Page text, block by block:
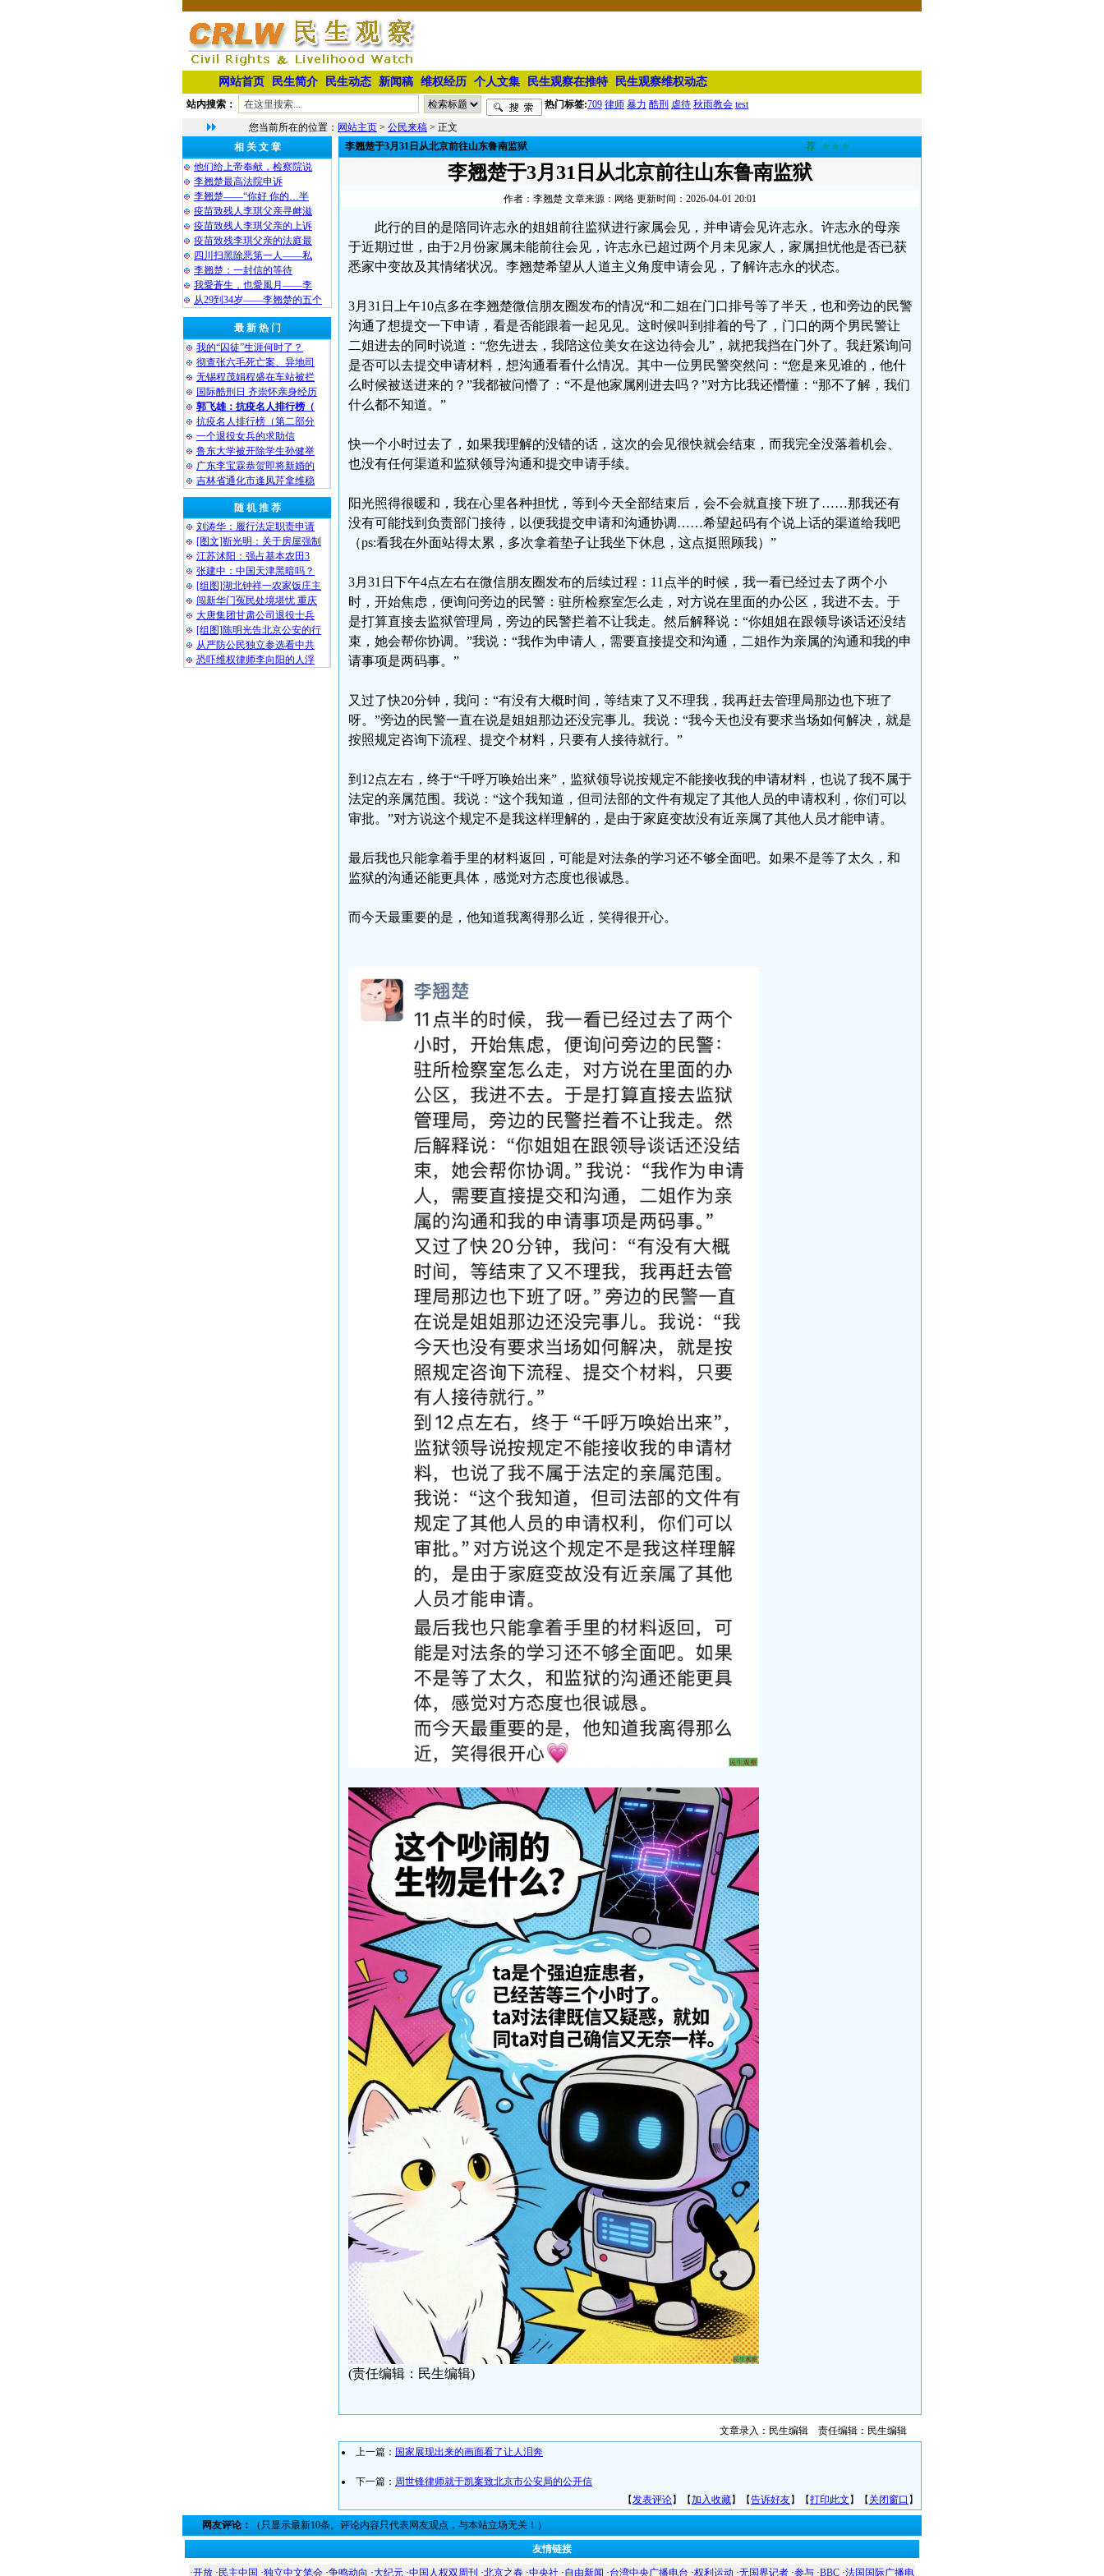
网站首页 民生简介 民生动态 新闻稿 维权经历 个人文集 民生观察在推特 民生观察维权动态
站内搜索： 热门标签:709 律师 暴力 酷刑 虐待 秋雨教会 test
您当前所在的位置： 网站主页 > 公民来稿 > 正文
相 关 文 章
他们给上帝奉献，检察院说
李翘楚最高法院申诉
李翘楚——“你好 你的…半
疫苗致残人李琪父亲寻衅滋
疫苗致残人李琪父亲的上诉
疫苗致残李琪父亲的法庭最
四川扫黑除恶第一人——私
李翘楚：一封信的等待
我愛蒼生，也愛風月——李
从29到34岁——李翘楚的五个
最 新 热 门
我的“囚徒”生涯何时了？
彻查张六毛死亡案、异地司
无锡程茂娟程盛在车站被拦
国际酷刑日 齐崇怀亲身经历
郭飞雄：抗疫名人排行榜（
抗疫名人排行榜（第二部分
一个退役女兵的求助信
鲁东大学被开除学生孙健举
广东李宝霖恭贺即将新婚的
吉林省通化市逢凤芹拿维稳
随 机 推 荐
刘涛华：履行法定职责申请
[图文]靳光明：关于房屋强制
江苏沭阳：强占基本农田3
张建中：中国天津黑暗吗？
[组图]湖北钟祥一农家饭庄主
闯新华门冤民处境堪忧 重庆
大唐集团甘肃公司退役士兵
[组图]陈明光告北京公安的行
从严防公民独立参选看中共
恐吓维权律师李向阳的人浮
李翘楚于3月31日从北京前往山东鲁南监狱 荐 ★★★
李翘楚于3月31日从北京前往山东鲁南监狱
作者：李翘楚 文章来源：网络 更新时间：2026-04-01 20:01
此行的目的是陪同许志永的姐姐前往监狱进行家属会见，并申请会见许志永。许志永的母亲
于近期过世，由于2月份家属未能前往会见，许志永已超过两个月未见家人，家属担忧他是否已获
悉家中变故及其情绪状况。李翘楚希望从人道主义角度申请会见，了解许志永的状态。
3月31日上午10点多在李翘楚微信朋友圈发布的情况“和二姐在门口排号等了半天，也和旁边的民警
沟通了想提交一下申请，看是否能跟着一起见见。这时候叫到排着的号了，门口的两个男民警让
二姐进去的同时说道：“您先进去，我陪这位美女在这边待会儿”，就把我挡在门外了。我赶紧询问
是否可以去提交申请材料，想沟通看看什么情况。其中一位男民警突然问：“您是来见谁的，他什
么时候被送进来的？”我都被问懵了：“不是他家属刚进去吗？”对方比我还懵懂：“那不了解，我们
什么都不知道。”
快一个小时过去了，如果我理解的没错的话，这次的会见很快就会结束，而我完全没落着机会、
也没有任何渠道和监狱领导沟通和提交申请手续。
阳光照得很暖和，我在心里各种担忧，等到今天全部结束后，会不会就直接下班了……那我还有
没有可能找到负责部门接待，以便我提交申请和沟通协调……希望起码有个说上话的渠道给我吧
（ps:看我在外面站得太累，多次拿着垫子让我坐下休息，这点挺照顾我）”
3月31日下午4点左右在微信朋友圈发布的后续过程：11点半的时候，我一看已经过去了两个小
时，开始焦虑，便询问旁边的民警：驻所检察室怎么走，对方说在里面的办公区，我进不去。于
是打算直接去监狱管理局，旁边的民警拦着不让我走。然后解释说：“你姐姐在跟领导谈话还没结
束，她会帮你协调。”我说：“我作为申请人，需要直接提交和沟通，二姐作为亲属的沟通和我的申
请事项是两码事。”
又过了快20分钟，我问：“有没有大概时间，等结束了又不理我，我再赶去管理局那边也下班了
呀。”旁边的民警一直在说是姐姐那边还没完事儿。我说：“我今天也没有要求当场如何解决，就是
按照规定咨询下流程、提交个材料，只要有人接待就行。”
到12点左右，终于“千呼万唤始出来”，监狱领导说按规定不能接收我的申请材料，也说了我不属于
法定的亲属范围。我说：“这个我知道，但司法部的文件有规定了其他人员的申请权利，你们可以
审批。”对方说这个规定不是我这样理解的，是由于家庭变故没有近亲属了其他人员才能申请。
最后我也只能拿着手里的材料返回，可能是对法条的学习还不够全面吧。如果不是等了太久，和
监狱的沟通还能更具体，感觉对方态度也很诚恳。
而今天最重要的是，他知道我离得那么近，笑得很开心。
(责任编辑：民生编辑)
文章录入：民生编辑 责任编辑：民生编辑
上一篇： 国家展现出来的画面看了让人泪奔
下一篇： 周世锋律师就于凯案致北京市公安局的公开信
【发表评论】【加入收藏】【告诉好友】【打印此文 】【 关闭窗口 】
网友评论： （只显示最新10条。评论内容只代表网友观点，与本站立场无关！）
友情链接
·开放 · 民主中国 ·独立中文笔会 ·争鸣动向 ·大纪元 ·中国人权双周刊 ·北京之春 ·中央社 ·自由新闻 ·台湾中央广播电台 ·权利运动 ·无国界记者 ·参与 ·BBC ·法国国际广播电